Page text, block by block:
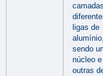
ligas de
sendo
núcleo
outras